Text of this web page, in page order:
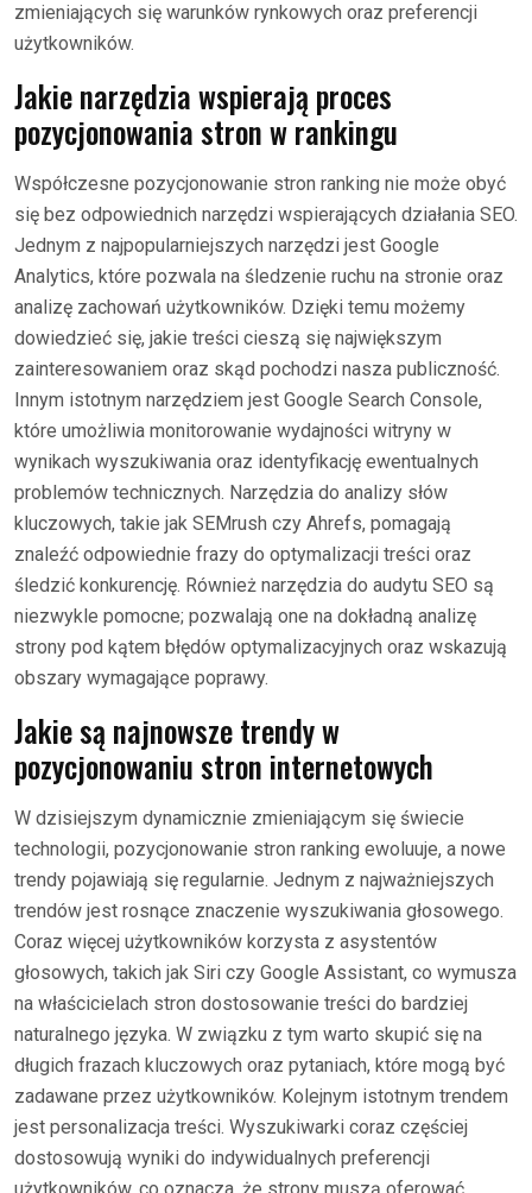
zmieniających się warunków rynkowych oraz preferencji
użytkowników.
Jakie narzędzia wspierają proces
pozycjonowania stron w rankingu
Współczesne pozycjonowanie stron ranking nie może obyć
się bez odpowiednich narzędzi wspierających działania SEO.
Jednym z najpopularniejszych narzędzi jest Google
Analytics, które pozwala na śledzenie ruchu na stronie oraz
analizę zachowań użytkowników. Dzięki temu możemy
dowiedzieć się, jakie treści cieszą się największym
zainteresowaniem oraz skąd pochodzi nasza publiczność.
Innym istotnym narzędziem jest Google Search Console,
które umożliwia monitorowanie wydajności witryny w
wynikach wyszukiwania oraz identyfikację ewentualnych
problemów technicznych. Narzędzia do analizy słów
kluczowych, takie jak SEMrush czy Ahrefs, pomagają
znaleźć odpowiednie frazy do optymalizacji treści oraz
śledzić konkurencję. Również narzędzia do audytu SEO są
niezwykle pomocne; pozwalają one na dokładną analizę
strony pod kątem błędów optymalizacyjnych oraz wskazują
obszary wymagające poprawy.
Jakie są najnowsze trendy w
pozycjonowaniu stron internetowych
W dzisiejszym dynamicznie zmieniającym się świecie
technologii, pozycjonowanie stron ranking ewoluuje, a nowe
trendy pojawiają się regularnie. Jednym z najważniejszych
trendów jest rosnące znaczenie wyszukiwania głosowego.
Coraz więcej użytkowników korzysta z asystentów
głosowych, takich jak Siri czy Google Assistant, co wymusza
na właścicielach stron dostosowanie treści do bardziej
naturalnego języka. W związku z tym warto skupić się na
długich frazach kluczowych oraz pytaniach, które mogą być
zadawane przez użytkowników. Kolejnym istotnym trendem
jest personalizacja treści. Wyszukiwarki coraz częściej
dostosowują wyniki do indywidualnych preferencji